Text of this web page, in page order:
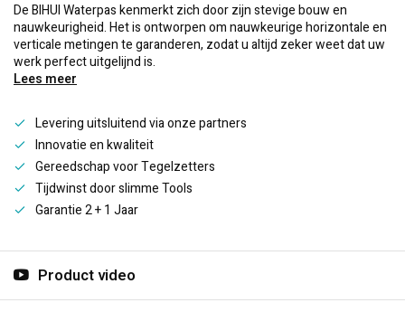
De BIHUI Waterpas kenmerkt zich door zijn stevige bouw en
nauwkeurigheid. Het is ontworpen om nauwkeurige horizontale en
verticale metingen te garanderen, zodat u altijd zeker weet dat uw
werk perfect uitgelijnd is.
Lees meer
Levering uitsluitend via onze partners
Innovatie en kwaliteit
Gereedschap voor Tegelzetters
Tijdwinst door slimme Tools
Garantie 2 + 1 Jaar
Product video